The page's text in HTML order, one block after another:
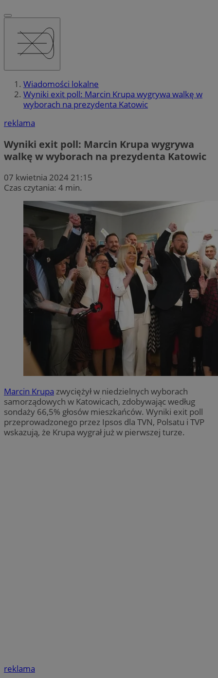
Wiadomości lokalne
Wyniki exit poll: Marcin Krupa wygrywa walkę w
wyborach na prezydenta Katowic
reklama
Wyniki exit poll: Marcin Krupa wygrywa
walkę w wyborach na prezydenta Katowic
07 kwietnia 2024 21:15
Czas czytania: 4 min.
Marcin Krupa zwyciężył w niedzielnych wyborach
samorządowych w Katowicach, zdobywając według
sondaży 66,5% głosów mieszkańców. Wyniki exit poll
przeprowadzonego przez Ipsos dla TVN, Polsatu i TVP
wskazują, że Krupa wygrał już w pierwszej turze.
reklama